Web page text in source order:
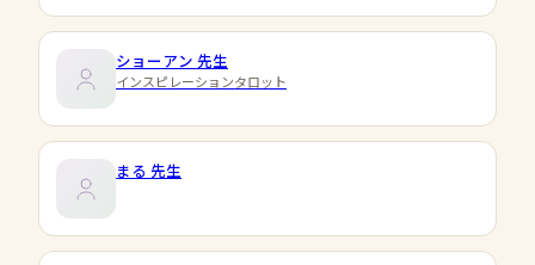
ショーアン 先生
インスピレーションタロット
まる 先生